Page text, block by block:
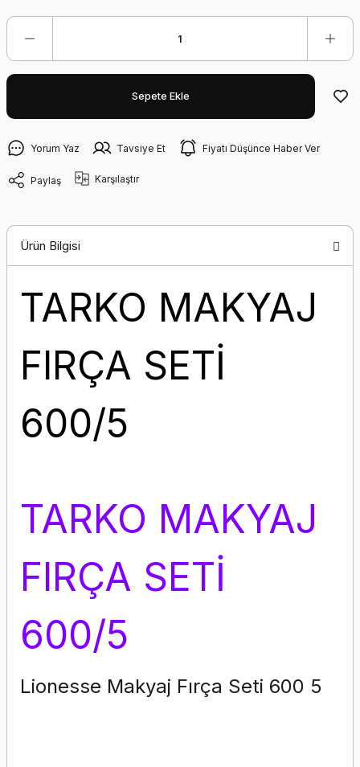
Sepete Ekle
Yorum Yaz Tavsiye Et Fiyatı Düşünce Haber Ver
Paylaş Karşılaştır
Ürün Bilgisi
TARKO MAKYAJ
FIRÇA SETİ
600/5
TARKO MAKYAJ
FIRÇA SETİ
600/5
Lionesse Makyaj Fırça Seti 600 5